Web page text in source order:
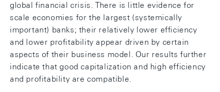
global financial crisis. There is little evidence for
scale economies for the largest (systemically
important) banks; their relatively lower efficiency
and lower profitability appear driven by certain
aspects of their business model. Our results further
indicate that good capitalization and high efficiency
and profitability are compatible.